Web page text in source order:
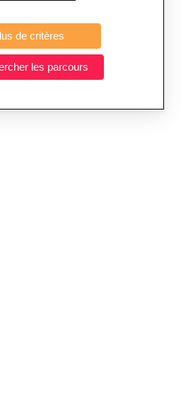
Plus de critères
Rechercher les parcours